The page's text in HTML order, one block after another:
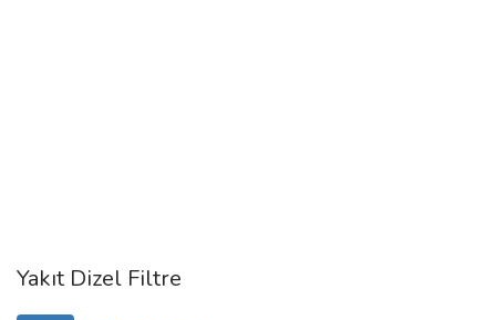
Yakıt Dizel Filtre